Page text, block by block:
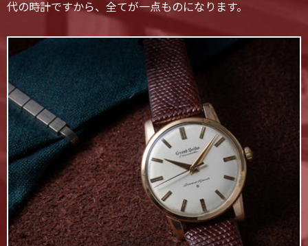
代の時計ですから、全てが一点ものになります。